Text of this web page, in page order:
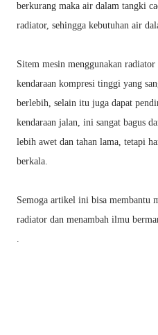
berkurang maka air dalam tangki
radiator, sehingga kebutuhan air
Sitem mesin menggunakan radiator
kendaraan kompresi tinggi yang
berlebih, selain itu juga dapat
kendaraan jalan, ini sangat bagus
lebih awet dan tahan lama, tetapi
berkala.
Semoga artikel ini bisa membantu
radiator dan menambah ilmu
.